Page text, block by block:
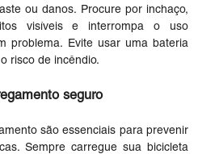
ou danos. Procure por inchaço,
visíveis e interrompa o uso
problema. Evite usar uma bateria
risco de incêndio.
seguro
são essenciais para prevenir
Sempre carregue sua bicicleta